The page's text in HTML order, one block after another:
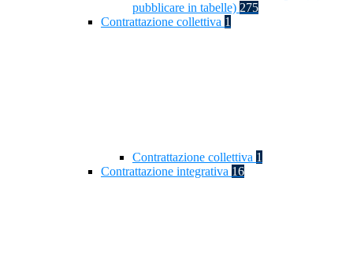
pubblicare in tabelle) 275
Contrattazione collettiva 1
Contrattazione collettiva 1
Contrattazione integrativa 16